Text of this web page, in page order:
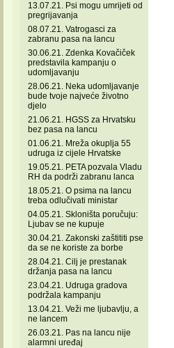
13.07.21. Psi mogu umrijeti od
pregrijavanja
08.07.21. Vatrogasci za
zabranu pasa na lancu
30.06.21. Zdenka Kovačiček
predstavila kampanju o
udomljavanju
28.06.21. Neka udomljavanje
bude tvoje najveće životno
djelo
21.06.21. HGSS za Hrvatsku
bez pasa na lancu
01.06.21. Mreža okuplja 55
udruga iz cijele Hrvatske
19.05.21. PETA pozvala Vladu
RH da podrži zabranu lanca
18.05.21. O psima na lancu
treba odlučivati ministar
04.05.21. Skloništa poručuju:
Ljubav se ne kupuje
30.04.21. Zakonski zaštititi pse
da se ne koriste za borbe
28.04.21. Cilj je prestanak
držanja pasa na lancu
23.04.21. Udruga gradova
podržala kampanju
13.04.21. Veži me ljubavlju, a
ne lancem
26.03.21. Pas na lancu nije
alarmni uređaj